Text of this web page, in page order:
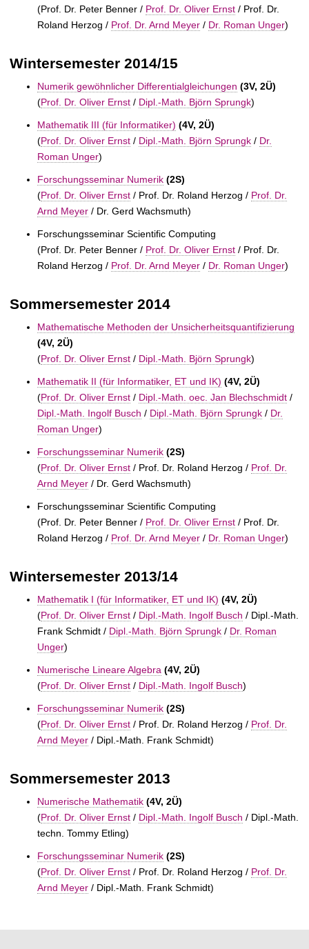
(Prof. Dr. Peter Benner / Prof. Dr. Oliver Ernst / Prof. Dr.
Roland Herzog / Prof. Dr. Arnd Meyer / Dr. Roman Unger)
Wintersemester 2014/15
Numerik gewöhnlicher Differentialgleichungen (3V, 2Ü)
(Prof. Dr. Oliver Ernst / Dipl.-Math. Björn Sprungk)
Mathematik III (für Informatiker) (4V, 2Ü)
(Prof. Dr. Oliver Ernst / Dipl.-Math. Björn Sprungk / Dr.
Roman Unger)
Forschungsseminar Numerik (2S)
(Prof. Dr. Oliver Ernst / Prof. Dr. Roland Herzog / Prof. Dr.
Arnd Meyer / Dr. Gerd Wachsmuth)
Forschungsseminar Scientific Computing
(Prof. Dr. Peter Benner / Prof. Dr. Oliver Ernst / Prof. Dr.
Roland Herzog / Prof. Dr. Arnd Meyer / Dr. Roman Unger)
Sommersemester 2014
Mathematische Methoden der Unsicherheitsquantifizierung
(4V, 2Ü)
(Prof. Dr. Oliver Ernst / Dipl.-Math. Björn Sprungk)
Mathematik II (für Informatiker, ET und IK) (4V, 2Ü)
(Prof. Dr. Oliver Ernst / Dipl.-Math. oec. Jan Blechschmidt /
Dipl.-Math. Ingolf Busch / Dipl.-Math. Björn Sprungk / Dr.
Roman Unger)
Forschungsseminar Numerik (2S)
(Prof. Dr. Oliver Ernst / Prof. Dr. Roland Herzog / Prof. Dr.
Arnd Meyer / Dr. Gerd Wachsmuth)
Forschungsseminar Scientific Computing
(Prof. Dr. Peter Benner / Prof. Dr. Oliver Ernst / Prof. Dr.
Roland Herzog / Prof. Dr. Arnd Meyer / Dr. Roman Unger)
Wintersemester 2013/14
Mathematik I (für Informatiker, ET und IK) (4V, 2Ü)
(Prof. Dr. Oliver Ernst / Dipl.-Math. Ingolf Busch / Dipl.-Math.
Frank Schmidt / Dipl.-Math. Björn Sprungk / Dr. Roman
Unger)
Numerische Lineare Algebra (4V, 2Ü)
(Prof. Dr. Oliver Ernst / Dipl.-Math. Ingolf Busch)
Forschungsseminar Numerik (2S)
(Prof. Dr. Oliver Ernst / Prof. Dr. Roland Herzog / Prof. Dr.
Arnd Meyer / Dipl.-Math. Frank Schmidt)
Sommersemester 2013
Numerische Mathematik (4V, 2Ü)
(Prof. Dr. Oliver Ernst / Dipl.-Math. Ingolf Busch / Dipl.-Math.
techn. Tommy Etling)
Forschungsseminar Numerik (2S)
(Prof. Dr. Oliver Ernst / Prof. Dr. Roland Herzog / Prof. Dr.
Arnd Meyer / Dipl.-Math. Frank Schmidt)